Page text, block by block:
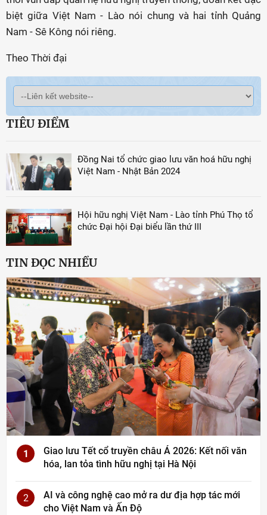
biệt giữa Việt Nam - Lào nói chung và hai tỉnh Quảng
Nam - Sê Kông nói riêng.
Theo Thời đại
TIÊU ĐIỂM
Đồng Nai tổ chức giao lưu văn hoá hữu nghị
Việt Nam - Nhật Bản 2024
Hội hữu nghị Việt Nam - Lào tỉnh Phú Thọ tổ
chức Đại hội Đại biểu lần thứ III
TIN ĐỌC NHIỀU
1
Giao lưu Tết cổ truyền châu Á 2026: Kết nối văn
hóa, lan tỏa tình hữu nghị tại Hà Nội
2
AI và công nghệ cao mở ra dư địa hợp tác mới
cho Việt Nam và Ấn Độ